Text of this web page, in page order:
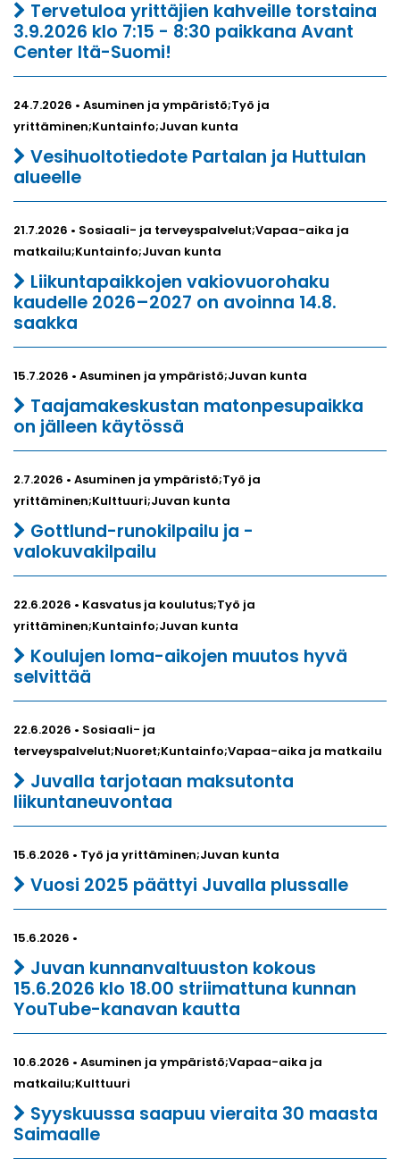
Tervetuloa yrittäjien kahveille torstaina
3.9.2026 klo 7:15 - 8:30 paikkana Avant
Center Itä-Suomi!
24.7.2026 • Asuminen ja ympäristö;Työ ja
yrittäminen;Kuntainfo;Juvan kunta
Vesihuoltotiedote Partalan ja Huttulan
alueelle
21.7.2026 • Sosiaali- ja terveyspalvelut;Vapaa-aika ja
matkailu;Kuntainfo;Juvan kunta
Liikuntapaikkojen vakiovuorohaku
kaudelle 2026–2027 on avoinna 14.8.
saakka
15.7.2026 • Asuminen ja ympäristö;Juvan kunta
Taajamakeskustan matonpesupaikka
on jälleen käytössä
2.7.2026 • Asuminen ja ympäristö;Työ ja
yrittäminen;Kulttuuri;Juvan kunta
Gottlund-runokilpailu ja -
valokuvakilpailu
22.6.2026 • Kasvatus ja koulutus;Työ ja
yrittäminen;Kuntainfo;Juvan kunta
Koulujen loma-aikojen muutos hyvä
selvittää
22.6.2026 • Sosiaali- ja
terveyspalvelut;Nuoret;Kuntainfo;Vapaa-aika ja matkailu
Juvalla tarjotaan maksutonta
liikuntaneuvontaa
15.6.2026 • Työ ja yrittäminen;Juvan kunta
Vuosi 2025 päättyi Juvalla plussalle
15.6.2026 •
Juvan kunnanvaltuuston kokous
15.6.2026 klo 18.00 striimattuna kunnan
YouTube-kanavan kautta
10.6.2026 • Asuminen ja ympäristö;Vapaa-aika ja
matkailu;Kulttuuri
Syyskuussa saapuu vieraita 30 maasta
Saimaalle